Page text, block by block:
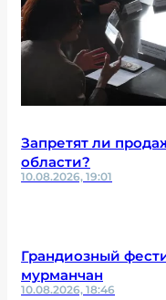
Запретят ли
области?
10.08.2026, 19:01
Грандиозный
мурманчан
10.08.2026, 18:46